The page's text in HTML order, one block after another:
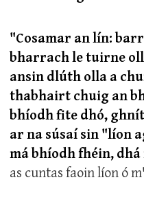
"Cosamar an lín:
bharrach le tuirne
ansin dlúth olla a
thabhairt chuig an
bhíodh fite dhó,
ar na súsaí sin "líon
má bhíodh fhéin,
as cuntas faoin líon ó